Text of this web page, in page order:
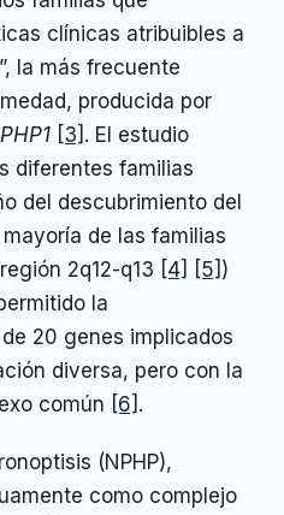
clínicas atribuibles a
la más frecuente
producida por
[3] . El estudio
diferentes familias
del descubrimiento del
de las familias
2q12-q13 [4] [5] )
la
20 genes implicados
diversa, pero con la
común [6] .
(NPHP),
como complejo